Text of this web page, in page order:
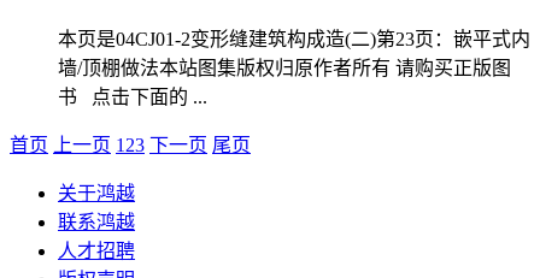
本页是04CJ01-2变形缝建筑构成造(二)第23页：嵌平式内
墙/顶棚做法本站图集版权归原作者所有 请购买正版图
书 点击下面的 ...
首页 上一页 1 23 下一页 尾页
关于鸿越
联系鸿越
人才招聘